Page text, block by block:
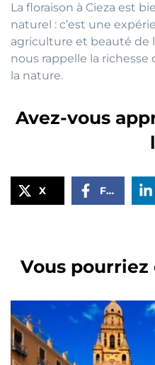
La floraison à Cieza est
naturel : c’est une
agriculture et beauté de
nous rappelle la richesse
la nature.
Avez-vous
X Facebook
Vous pourriez